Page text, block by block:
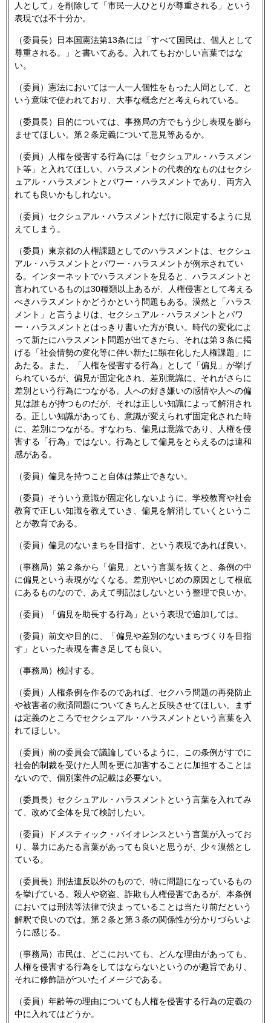
人として」を削除して「市民一人ひとりが尊重される」という
表現では不十分か。
（委員長）日本国憲法第13条には「すべて国民は、個人として
尊重される。」と書いてある。入れてもおかしい言葉ではな
い。
（委員）憲法においては一人一人個性をもった人間として、と
いう意味で使われており、大事な概念だと考えられている。
（委員長）目的については、事務局の方でもう少し表現を膨ら
ませてほしい。第２条定義について意見等あるか。
（委員）人権を侵害する行為には「セクシュアル・ハラスメン
ト等」と入れてほしい。ハラスメントの代表的なものはセクシ
ュアル・ハラスメントとパワー・ハラスメントであり、両方入
れても良いかもしれない。
（委員）セクシュアル・ハラスメントだけに限定するように見
えてしまう。
（委員）東京都の人権課題としてのハラスメントは、セクシュ
アル・ハラスメントとパワー・ハラスメントが例示されてい
る。インターネットでハラスメントを見ると、ハラスメントと
言われているものは30種類以上あるが、人権侵害として考える
べきハラスメントかどうかという問題もある。漠然と「ハラス
メント」と言うよりは、セクシュアル・ハラスメントとパワ
ー・ハラスメントとはっきり書いた方が良い。時代の変化によ
って新たにハラスメント問題が出てきたら、それは第３条に掲
げる「社会情勢の変化等に伴い新たに顕在化した人権課題」に
あたる。また、「人権を侵害する行為」として「偏見」が挙げ
られているが、偏見が固定化され、差別意識に、それがさらに
差別という行為につながる。人への好き嫌いの感情や人への偏
見は誰もが持つものだが、それは正しい知識によって解消され
る。正しい知識があっても、意識が変えられず固定化された時
に、差別につながる。すなわち、偏見は意識であり、人権を侵
害する「行為」ではない。行為として偏見をとらえるのは違和
感がある。
（委員）偏見を持つこと自体は禁止できない。
（委員）そういう意識が固定化しないように、学校教育や社会
教育で正しい知識を教えていき、偏見を解消していくというこ
とが教育である。
（委員）偏見のないまちを目指す、という表現であれば良い。
（事務局）第２条から「偏見」という言葉を抜くと、条例の中
に偏見という表現がなくなる。差別やいじめの原因として根底
にあるものなので、あえて明記はしないという整理で良いか。
（委員）「偏見を助長する行為」という表現で追加しては。
（委員）前文や目的に、「偏見や差別のないまちづくりを目指
す」といった表現を書き足しても良い。
（事務局）検討する。
（委員）人権条例を作るのであれば、セクハラ問題の再発防止
や被害者の救済問題についてきちんと反映させてほしい。まず
は定義のところでセクシュアル・ハラスメントという言葉を入
れてほしい。
（委員）前の委員会で議論しているように、この条例がすでに
社会的制裁を受けた人間を更に加害することに加担することは
ないので、個別案件の記載は必要ない。
（委員長）セクシュアル・ハラスメントという言葉を入れてみ
て、改めて全体を見て検討したい。
（委員）ドメスティック・バイオレンスという言葉が入ってお
り、暴力にあたる言葉があっても良いと思うが、少々漠然とし
ている。
（委員長）刑法違反以外のもので、特に問題になっているもの
を挙げている。殺人や窃盗、詐欺も人権侵害であるが、本条例
においては刑法等法律で決まっていることは当たり前だという
解釈で良いのでは。第２条と第３条の関係性が分かりづらいよ
うに感じる。
（事務局）市民は、どこにおいても、どんな理由があっても、
人権を侵害する行為をしてはならないというのが趣旨であり、
それに修飾語がついたイメージである。
（委員）年齢等の理由についても人権を侵害する行為の定義の
中に入れてはどうか。